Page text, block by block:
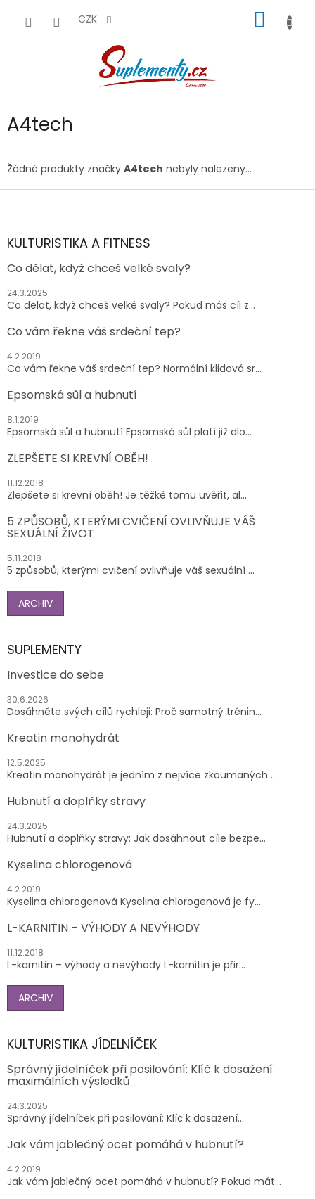
CZK
KOŠÍK
A4tech
Žádné produkty značky A4tech nebyly nalezeny...
Z
aKULTURISTIKA A FITNESS
Co dělat, když chceš velké svaly?
24.3.2025
Co dělat, když chceš velké svaly? Pokud máš cíl z...
Co vám řekne váš srdeční tep?
4.2.2019
Co vám řekne váš srdeční tep? Normální klidová sr...
Epsomská sůl a hubnutí
8.1.2019
Epsomská sůl a hubnutí Epsomská sůl platí již dlo...
ZLEPŠETE SI KREVNÍ OBĚH!
11.12.2018
Zlepšete si krevní oběh! Je těžké tomu uvěřit, al...
5 ZPŮSOBŮ, KTERÝMI CVIČENÍ OVLIVŇUJE VÁŠ
SEXUÁLNÍ ŽIVOT
5.11.2018
5 způsobů, kterými cvičení ovlivňuje váš sexuální ...
ARCHIV
SUPLEMENTY
Investice do sebe
30.6.2026
Dosáhněte svých cílů rychleji: Proč samotný trénin...
Kreatin monohydrát
12.5.2025
Kreatin monohydrát je jedním z nejvíce zkoumaných ...
Hubnutí a doplňky stravy
24.3.2025
Hubnutí a doplňky stravy: Jak dosáhnout cíle bezpe...
Kyselina chlorogenová
4.2.2019
Kyselina chlorogenová Kyselina chlorogenová je fy...
L-KARNITIN – VÝHODY A NEVÝHODY
11.12.2018
L-karnitin – výhody a nevýhody L-karnitin je přir...
ARCHIV
KULTURISTIKA JÍDELNÍČEK
Správný jídelníček při posilování: Klíč k dosažení
maximálních výsledků
24.3.2025
Správný jídelníček při posilování: Klíč k dosažení...
Jak vám jablečný ocet pomáhá v hubnutí?
4.2.2019
Jak vám jablečný ocet pomáhá v hubnutí? Pokud mát...